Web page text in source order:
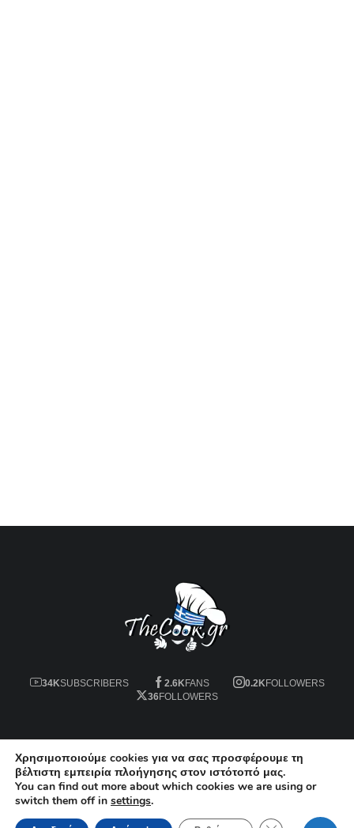
34KSUBSCRIBERS 2.6KFANS 0.2KFOLLOWERS
36FOLLOWERS
© 2024 TheCookGR. All Rights Reserved.
Χρησιμοποιούμε cookies για να σας προσφέρουμε τη
βέλτιστη εμπειρία πλοήγησης στον ιστότοπό μας.
You can find out more about which cookies we are using or
switch them off in settings.